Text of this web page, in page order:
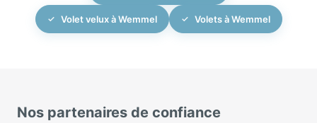
Volet velux à Wemmel Volets à Wemmel
Nos partenaires de confiance